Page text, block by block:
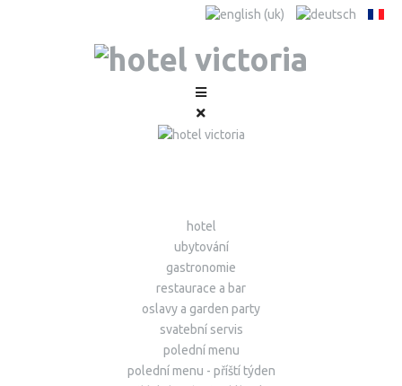
hotel
ubytování
gastronomie
restaurace a bar
oslavy a garden party
svatební servis
polední menu
polední menu - příští týden